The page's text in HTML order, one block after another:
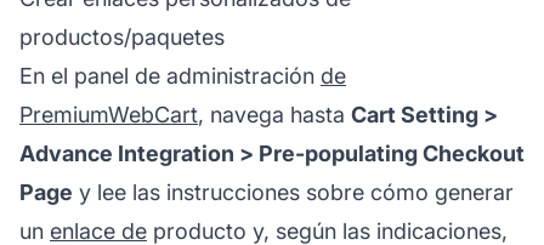
productos/paquetes
En el panel de administración de
PremiumWebCart, navega hasta Cart Setting >
Advance Integration > Pre-populating Checkout
Page y lee las instrucciones sobre cómo generar
un enlace de producto y, según las indicaciones,